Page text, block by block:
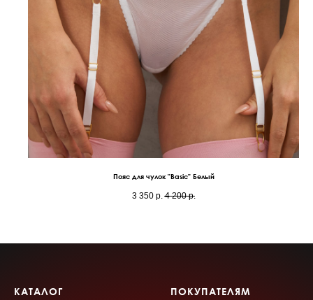
Пояс для чулок "Basic" Белый
3 350 р. 4 200 р.
КАТАЛОГ ПОКУПАТЕЛЯМ